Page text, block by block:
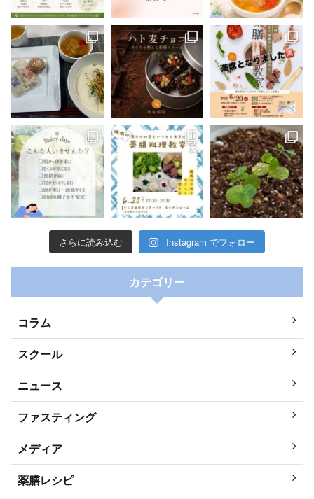
;
漢方の氣生薬局(豊島区大塚) 公式アカウ
ント
@kanpou_ki
o
漢方薬局主催の薬膳料理教室、
豊島区で開催しています！
次回は5/24(土)19:00-21:00
ご予約お待ちしています
https://reserva.be/kampoukio
さらに読み込む Instagram でフォロー
カテゴリー
コラム
スクール
ニュース
ファスティング
メディア
薬膳レシピ